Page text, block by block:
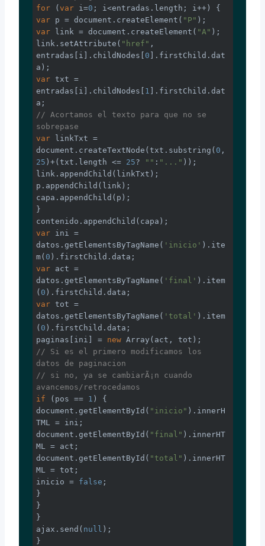
for (var i=0
var p = document .createElement( "P"
var link = document .createElement( "A" );
link.setAttribute( "href" ,
entradas[i].childNodes[ 0 ].firstChild.dat
var txt =
entradas[i].childNodes[ 1 ].firstChild.dat
// Acortamos el texto para que no se
sobrepase
var
linkTxt =
document .createTextNode(txt.substring( 0
25 )+(txt.length <= 25? "" : "..." ));
link.appendChild(linkTxt);
p.appendChild(link);
capa.appendChild(p);
}
var ini =
datos.getElementsByTagName( 'inicio' ).ite
m( 0
var act =
datos.getElementsByTagName( 'final' ).item
( 0
var tot =
datos.getElementsByTagName( 'total' ).item
( 0 ).firstChild.data;
paginas[ini] = new Array
// Si es el primero modificamos los
datos de paginacion
// si no, ya se cambiarÃ¡n cuando
avancemos/retrocedamos
if (pos == 1
document .getElementById( "inicio" ).innerH
document .getElementById( "final" ).innerHT
document .getElementById( "total" ).innerHT
ML = tot;
inicio = false ;
}
}
}
ajax.send( null );
}